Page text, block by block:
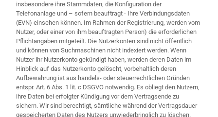
insbesondere ihre Stammdaten, die Konfiguration der
Telefonanlage und – sofern beauftragt - Ihre Verbindungsdaten
(EVN) einsehen können. Im Rahmen der Registrierung, werden vom
Nutzer, oder einer von ihm beauftragten Person) die erforderlichen
Pflichtangaben mitgeteilt. Die Nutzerkonten sind nicht öffentlich
und können von Suchmaschinen nicht indexiert werden. Wenn
Nutzer ihr Nutzerkonto gekündigt haben, werden deren Daten im
Hinblick auf das Nutzerkonto gelöscht, vorbehaltlich deren
Aufbewahrung ist aus handels- oder steuerrechtlichen Gründen
entspr. Art. 6 Abs. 1 lit. c DSGVO notwendig. Es obliegt den Nutzern,
ihre Daten bei erfolgter Kündigung vor dem Vertragsende zu
sichern. Wir sind berechtigt, sämtliche während der Vertragsdauer
gespeicherten Daten des Nutzers unwiederbringlich zu löschen.